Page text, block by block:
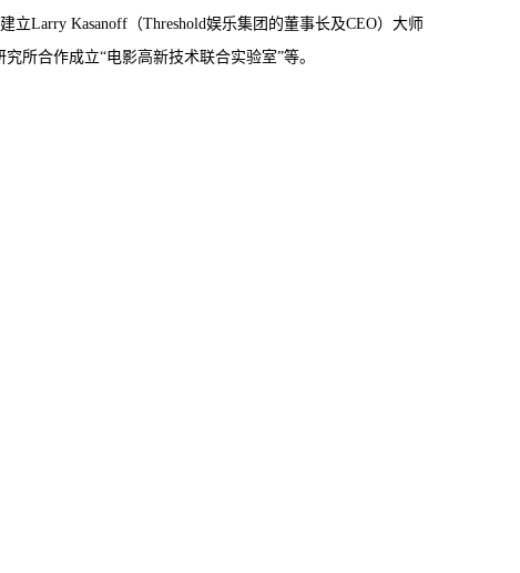
Larry Kasanoff（Threshold娱乐集团的董事长及CEO）大师
所合作成立“电影高新技术联合实验室”等。